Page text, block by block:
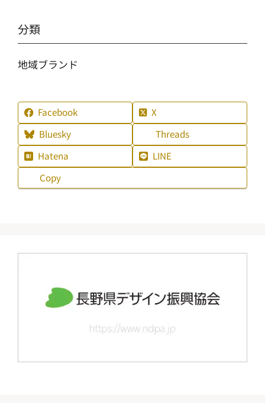
分類
地域ブランド
Facebook
X
Bluesky
Threads
Hatena
LINE
Copy